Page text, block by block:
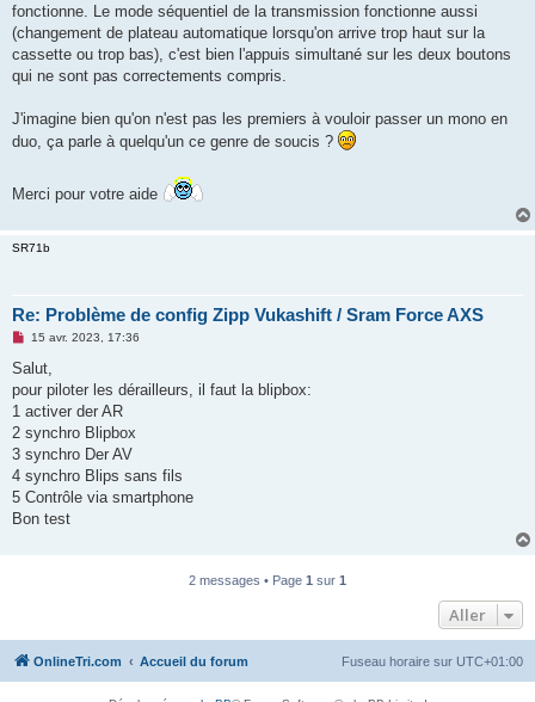
fonctionne. Le mode séquentiel de la transmission fonctionne aussi
(changement de plateau automatique lorsqu'on arrive trop haut sur la
cassette ou trop bas), c'est bien l'appuis simultané sur les deux boutons
qui ne sont pas correctements compris.
J'imagine bien qu'on n'est pas les premiers à vouloir passer un mono en
duo, ça parle à quelqu'un ce genre de soucis ?
Merci pour votre aide
SR71b
Re: Problème de config Zipp Vukashift / Sram Force AXS
M
s
a
g
n
o
l
u
15 avr. 2023, 17:36
Salut,
pour piloter les dérailleurs, il faut la blipbox:
1 activer der AR
2 synchro Blipbox
3 synchro Der AV
4 synchro Blips sans fils
5 Contrôle via smartphone
Bon test
2 messages • Page 1 sur 1
Aller
OnlineTri.com Accueil du forum Fuseau horaire sur UTC+01:00